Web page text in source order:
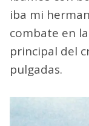
iba mi
combate en
principal del
pulgadas.